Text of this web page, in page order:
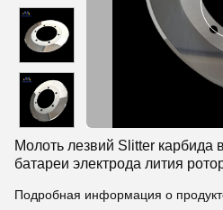
Молоть лезвий Slitter карбида
батареи электрода лития
Подробная информация о